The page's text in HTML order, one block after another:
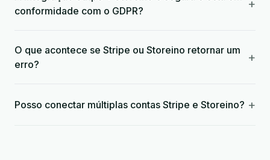
conformidade com o GDPR?
+
O que acontece se Stripe ou Storeino retornar um
erro?
+
Posso conectar múltiplas contas Stripe e Storeino? +